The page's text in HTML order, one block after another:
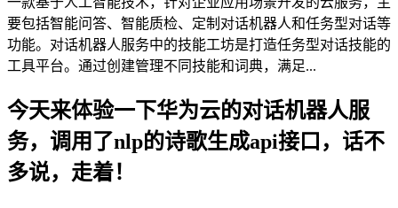
要包括智能问答、智能质检、定制对话机器人和任务型对话等
功能。对话机器人服务中的技能工坊是打造任务型对话技能的
工具平台。通过创建管理不同技能和词典，满足...
今天来体验一下华为云的对话机器人服
务，调用了nlp的诗歌生成api接口，话不
多说，走着！